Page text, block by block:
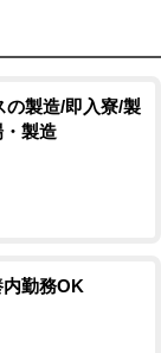
の製造/即入寮/製
製造
勤務OK